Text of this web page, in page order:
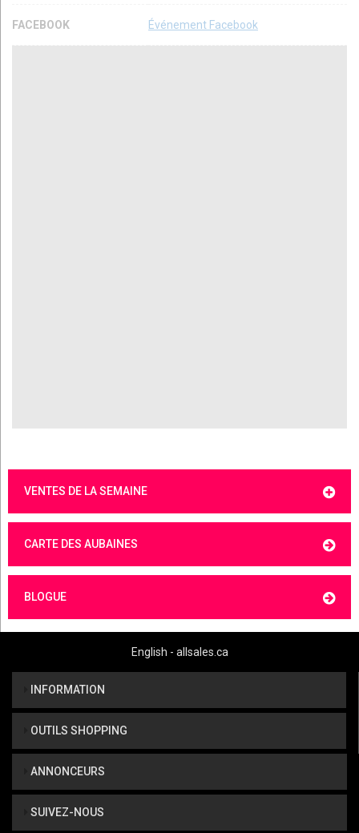
FACEBOOK Événement Facebook
VENTES DE LA SEMAINE
CARTE DES AUBAINES
BLOGUE
English - allsales.ca
INFORMATION
OUTILS SHOPPING
ANNONCEURS
SUIVEZ-NOUS